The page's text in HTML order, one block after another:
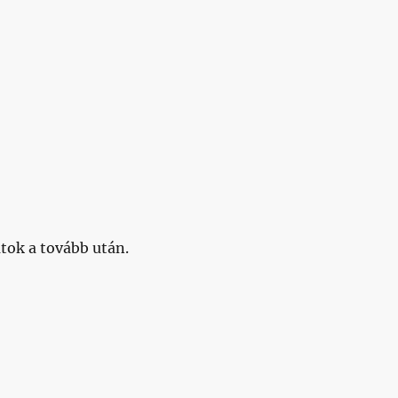
a tovább után.